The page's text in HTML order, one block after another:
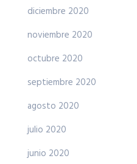
diciembre 2020
noviembre 2020
octubre 2020
septiembre 2020
agosto 2020
julio 2020
junio 2020